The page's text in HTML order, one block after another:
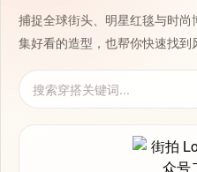
捕捉全球街头、明星红毯与时
集好看的造型，也帮你快速找到